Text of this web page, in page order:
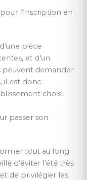
l’inscription en
pièce
et d’un
peuvent demander
il est donc
choisi.
passer son
tout au long
d’éviter l’été très
de privilégier les